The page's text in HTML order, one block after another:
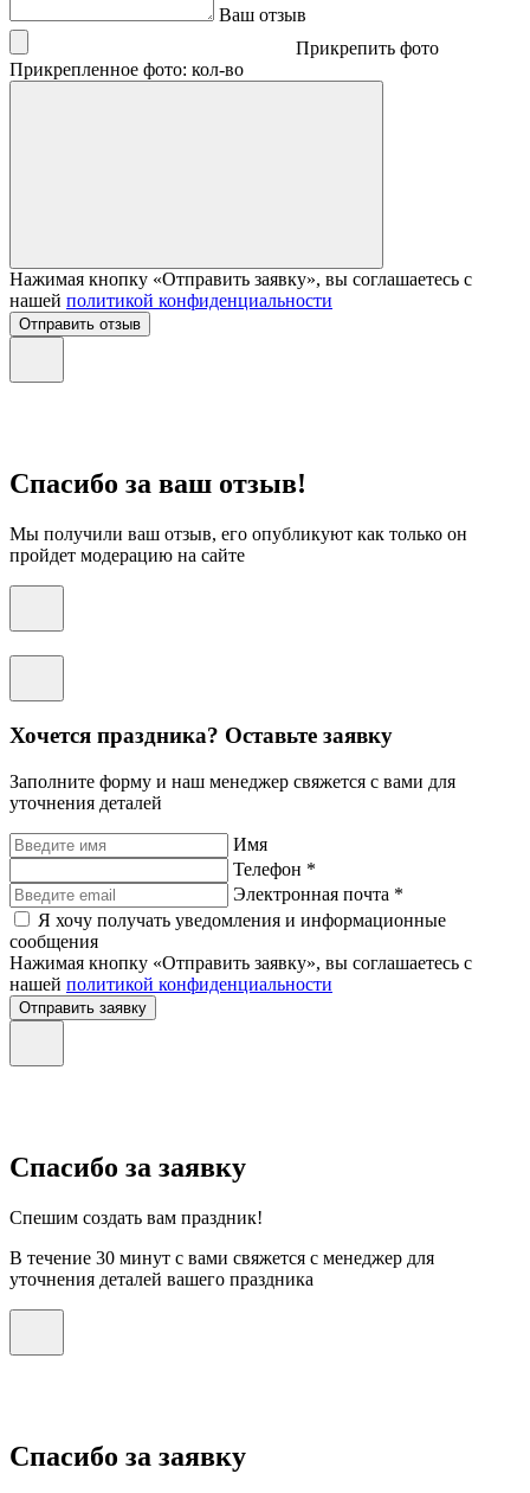
Ваш отзыв
Прикрепить фото
Прикрепленное фото: кол-во
Нажимая кнопку «Отправить заявку», вы соглашаетесь с
нашей политикой конфиденциальности
Отправить отзыв
Спасибо за ваш отзыв!
Мы получили ваш отзыв, его опубликуют как только он
пройдет модерацию на сайте
Хочется праздника? Оставьте заявку
Заполните форму и наш менеджер свяжется с вами для
уточнения деталей
Имя
Телефон *
Электронная почта *
Я хочу получать уведомления и информационные
сообщения
Нажимая кнопку «Отправить заявку», вы соглашаетесь с
нашей политикой конфиденциальности
Отправить заявку
Спасибо за заявку
Спешим создать вам праздник!
В течение 30 минут с вами свяжется с менеджер для
уточнения деталей вашего праздника
Спасибо за заявку